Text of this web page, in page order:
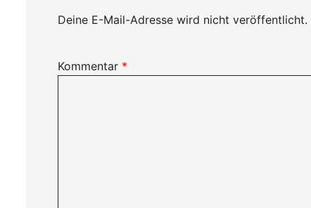
Deine E-Mail-Adresse wird nicht veröffentlicht.
Kommentar *